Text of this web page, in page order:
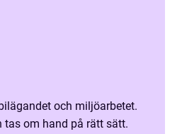
och miljöarbetet.
tas om hand på rätt sätt.